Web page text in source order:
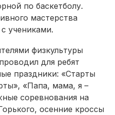
по баскетболу.
мастерства
учениками.
физкультуры
для ребят
праздники: «Старты
«Папа, мама, я –
соревнования на
осенние кроссы